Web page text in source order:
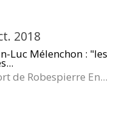
2018
Luc Mélenchon : "les
de Robespierre En...